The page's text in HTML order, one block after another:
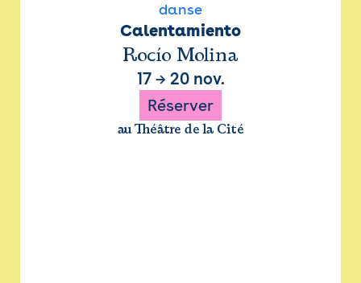
danse
Calentamiento
Rocío Molina
17→ 20 nov.
Réserver
au Théâtre de la Cité